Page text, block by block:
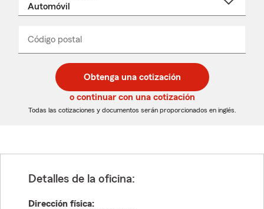
desplegable
Código postal
de
5
dígitos
de
5
dígitos
_____
Obtenga una cotización
o continuar con una cotización
Todas las cotizaciones y documentos serán proporcionados en inglés.
Detalles de la oficina:
Dirección física: